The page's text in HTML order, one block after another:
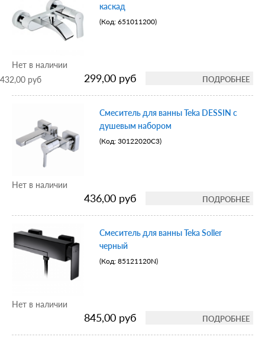
каскад
(Код: 651011200)
Нет в наличии
ПОДРОБНЕЕ
299,00 руб
432,00 руб
Смеситель для ванны Teka DESSIN с
душевым набором
(Код: 30122020С3)
Нет в наличии
ПОДРОБНЕЕ
436,00 руб
Смеситель для ванны Teka Soller
черный
(Код: 85121120N)
Нет в наличии
ПОДРОБНЕЕ
845,00 руб